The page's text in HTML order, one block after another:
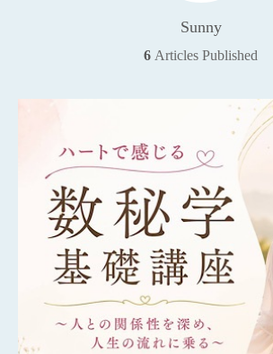
Sunny
6 Articles Published